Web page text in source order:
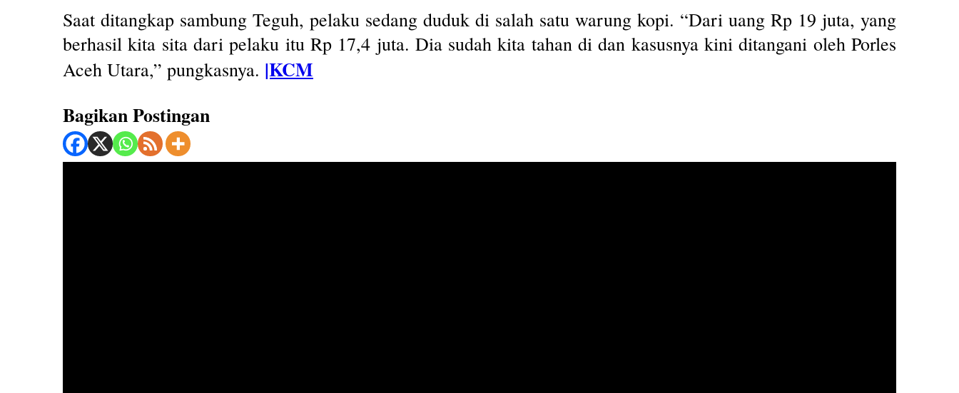
Saat ditangkap sambung Teguh, pelaku sedang duduk di salah satu warung kopi. “Dari uang Rp 19 juta, yang
berhasil kita sita dari pelaku itu Rp 17,4 juta. Dia sudah kita tahan di dan kasusnya kini ditangani oleh Porles
Aceh Utara,” pungkasnya. |KCM
Bagikan Postingan